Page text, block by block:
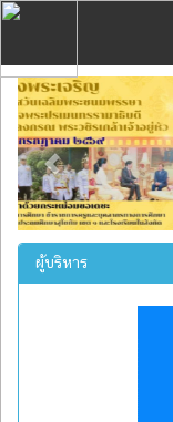
Previous
ผู้บริหาร